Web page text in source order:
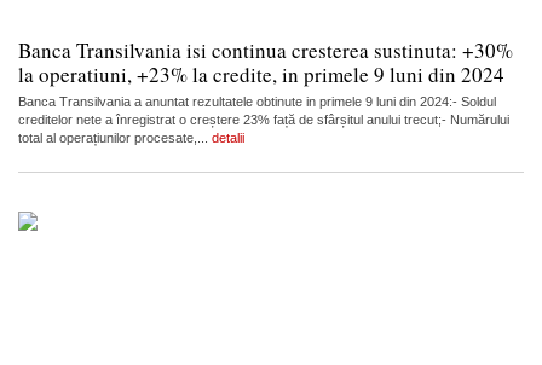
Banca Transilvania isi continua cresterea sustinuta: +30%
la operatiuni, +23% la credite, in primele 9 luni din 2024
Banca Transilvania a anuntat rezultatele obtinute in primele 9 luni din 2024:- Soldul
creditelor nete a înregistrat o creștere 23% față de sfârșitul anului trecut;- Numărului
total al operațiunilor procesate,... detalii